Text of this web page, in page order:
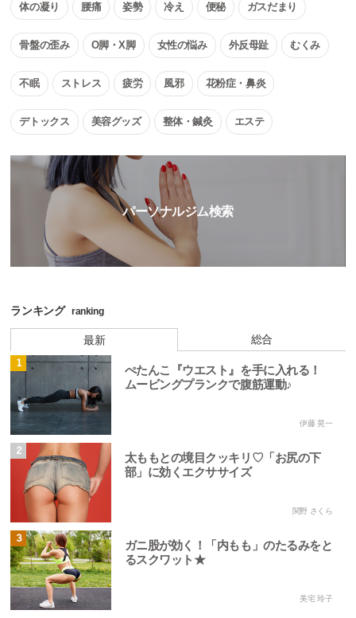
体の凝り 腰痛 姿勢 冷え 便秘 ガスだまり
骨盤の歪み O脚・X脚 女性の悩み 外反母趾 むくみ
不眠 ストレス 疲労 風邪 花粉症・鼻炎
デトックス 美容グッズ 整体・鍼灸 エステ
パーソナルジム検索
ランキング ranking
最新 総合
1
ぺたんこ『ウエスト』を手に入れる！
ムービングプランクで腹筋運動♪
伊藤 晃一
2
太ももとの境目クッキリ♡「お尻の下
部」に効くエクササイズ
関野 さくら
3
ガニ股が効く！「内もも」のたるみをと
るスクワット★
美宅 玲子